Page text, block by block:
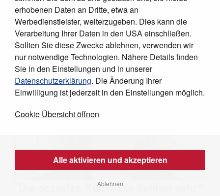
"Die sozialen Kontakte fehlen sehr“
erhobenen Daten an Dritte, etwa an
Werbedienstleister, weiterzugeben. Dies kann die
Verarbeitung Ihrer Daten in den USA einschließen.
Sollten Sie diese Zwecke ablehnen, verwenden wir
nur notwendige Technologien. Nähere Details finden
Sie in den Einstellungen und in unserer
Datenschutzerklärung. Die Änderung Ihrer
Einwilligung ist jederzeit in den Einstellungen möglich.
Cookie Übersicht öffnen
Ablehnen
Alle aktivieren und akzeptieren